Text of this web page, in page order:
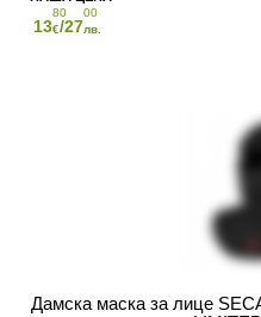
13
80
€/27
00
лв.
Дамска маска за лице